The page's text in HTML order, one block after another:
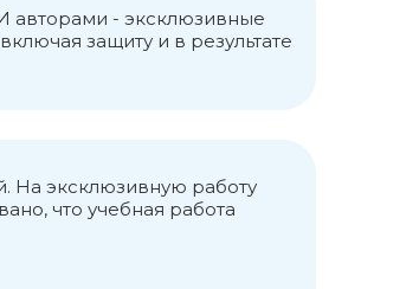
фонд РФ, Фонд
работе фонды
Взносооблагаемой базой
авторами - эксклюзивные
защиту и в результате
На эксклюзивную работу
что учебная работа